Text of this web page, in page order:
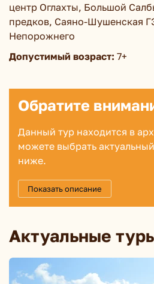
центр Оглахты, Большой
предков, Саяно-Шушенская
Непорожнего
Допустимый возраст: 7+
Обратите
Данный тур находится в
можете выбрать
ниже.
Показать описание
Актуальные